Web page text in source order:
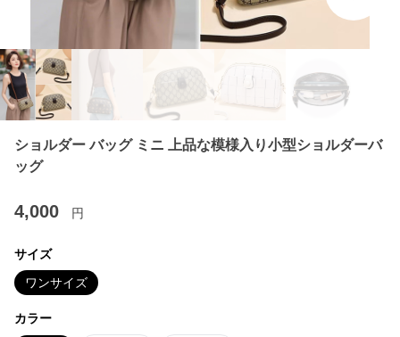
ショルダー バッグ ミニ 上品な模様入り小型ショルダーバ
ッグ
4,000 円
サイズ
ワンサイズ
カラー